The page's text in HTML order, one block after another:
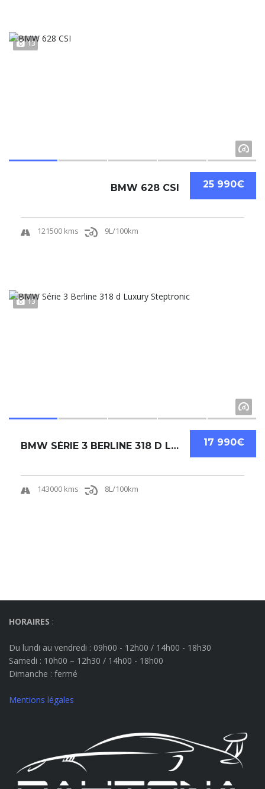
13
25 990€
BMW 628 CSI
121500 kms 9L/100km
13
17 990€
BMW SÉRIE 3 BERLINE 318 D LUXURY STEPTRONIC....
143000 kms 8L/100km
HORAIRES :
Du lundi au vendredi : 09h00 - 12h00 / 14h00 - 18h30
Samedi : 10h00 – 12h30 / 14h00 - 18h00
Dimanche : fermé
Mentions légales